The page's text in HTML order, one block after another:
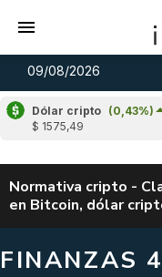
09/08/2026
Dólar cripto (0,43%)
$ 1575,49
Cardano
(-
u$s 0,20
Normativa cripto -
en Bitcoin, dólar
FINANZAS